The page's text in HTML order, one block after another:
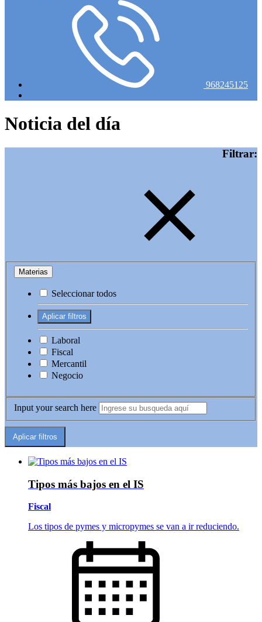
968245125
Noticia del día
Filtrar:
Materias
Seleccionar todos
Laboral
Fiscal
Mercantil
Negocio
Input your search here
Tipos más bajos en el IS
Fiscal
Los tipos de pymes y micropymes se van a ir reduciendo.